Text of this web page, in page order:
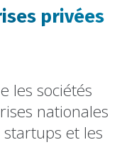
privées
les sociétés
nationales
et les